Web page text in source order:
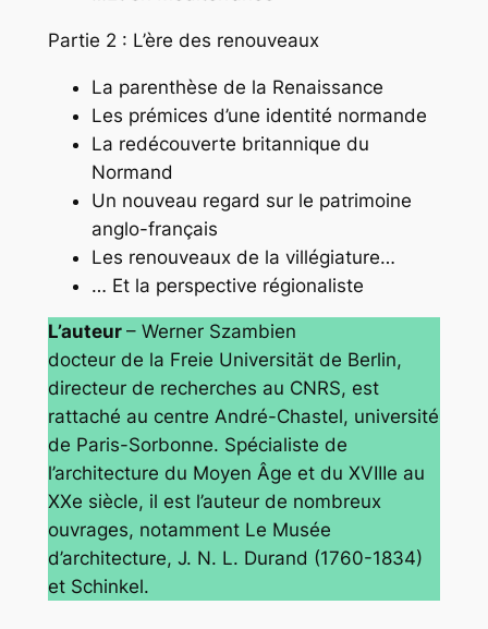
Partie 2 : L’ère des renouveaux
La parenthèse de la Renaissance
Les prémices d’une identité normande
La redécouverte britannique du
Normand
Un nouveau regard sur le patrimoine
anglo-français
Les renouveaux de la villégiature…
… Et la perspective régionaliste
L’auteur – Werner Szambien
docteur de la Freie Universität de Berlin,
directeur de recherches au CNRS, est
rattaché au centre André-Chastel, université
de Paris-Sorbonne. Spécialiste de
l’architecture du Moyen Âge et du XVIIIe au
XXe siècle, il est l’auteur de nombreux
ouvrages, notamment Le Musée
d’architecture, J. N. L. Durand (1760-1834)
et Schinkel.